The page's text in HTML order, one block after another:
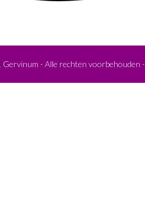
Gervinum - Alle rechten voorbehouden -